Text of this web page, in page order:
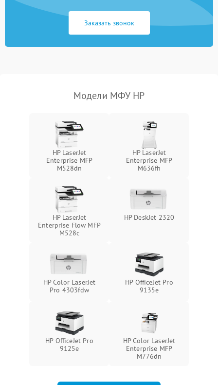
Заказать звонок
Модели МФУ HP
HP LaserJet
Enterprise MFP
M528dn
HP LaserJet
Enterprise MFP
M636fh
HP LaserJet
Enterprise Flow MFP
M528c
HP DeskJet 2320
HP Color LaserJet
Pro 4303fdw
HP OfficeJet Pro
9135e
HP OfficeJet Pro
9125e
HP Color LaserJet
Enterprise MFP
M776dn